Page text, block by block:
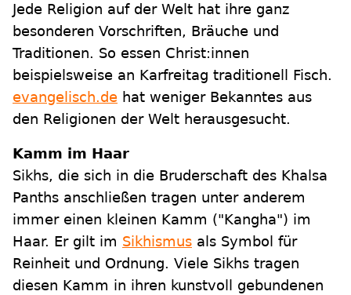
Jede Religion auf der Welt hat ihre ganz
besonderen Vorschriften, Bräuche und
Traditionen. So essen Christ:innen
beispielsweise an Karfreitag traditionell Fisch.
evangelisch.de hat weniger Bekanntes aus
den Religionen der Welt herausgesucht.
Kamm im Haar
Sikhs, die sich in die Bruderschaft des Khalsa
Panths anschließen tragen unter anderem
immer einen kleinen Kamm ("Kangha") im
Haar. Er gilt im Sikhismus als Symbol für
Reinheit und Ordnung. Viele Sikhs tragen
diesen Kamm in ihren kunstvoll gebundenen